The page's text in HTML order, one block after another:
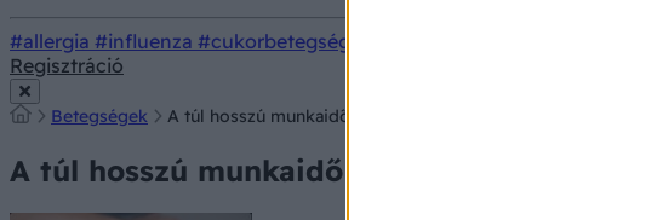
#allergia #influenza #cukorbetegség
Regisztráció
Betegségek A túl hosszú munkaidő - károsíthatja a szívet!
A túl hosszú munkaidő - károsíthatja a szívet!